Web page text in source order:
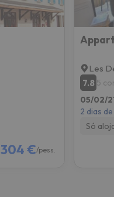
304 €/pess.
Les
7.8 5
05/02/
2 dias
Só